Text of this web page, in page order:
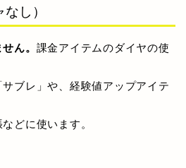
し）
ん。 課金アイテムのダイヤの使
ブレ」や、経験値アップアイテ
どに使います。